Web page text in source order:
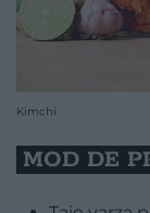
Kimchi
MOD DE